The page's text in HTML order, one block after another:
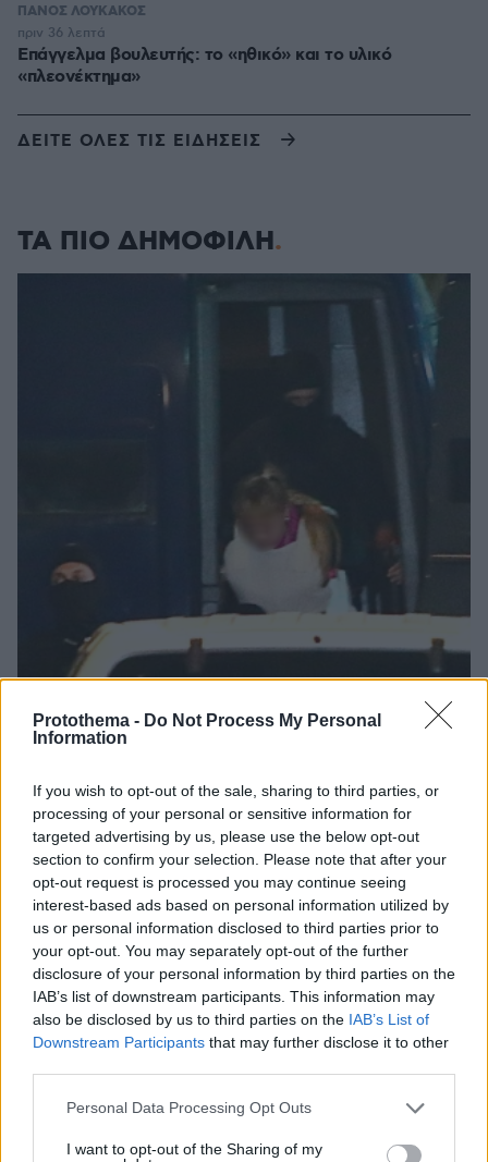
Protothema - Do Not Process My Personal
Information
If you wish to opt-out of the sale, sharing to third parties, or
processing of your personal or sensitive information for
targeted advertising by us, please use the below opt-out
section to confirm your selection. Please note that after your
opt-out request is processed you may continue seeing
interest-based ads based on personal information utilized by
us or personal information disclosed to third parties prior to
your opt-out. You may separately opt-out of the further
disclosure of your personal information by third parties on the
IAB’s list of downstream participants. This information may
also be disclosed by us to third parties on the IAB’s List of
Downstream Participants that may further disclose it to other
Please note that this website/app uses one or more Google
not limited to your visit or usage behaviour. You may click to
Personal Data Processing Opt Outs
I want to opt-out of the Sharing of my
ΠΑΝΟΣ ΛΟΥΚΑΚΟΣ
Επάγγελμα βουλευτής: το «ηθικό» και το υλικό
«πλεονέκτημα»
πριν 36 λεπτά
ΔΕΙΤΕ ΟΛΕΣ ΤΙΣ ΕΙΔΗΣΕΙΣ
ΤΑ ΠΙΟ ΔΗΜΟΦΙΛΗ
για την επίθεση στη Marfin, δείτε βίντεο και
φωτογραφίες
06.08.2026, 23:17